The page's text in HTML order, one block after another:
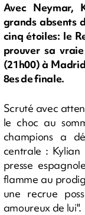
Avec Neymar,
grands absents
cinq étoiles: le
prouver sa
(21h00) à
8es de finale.
Scruté avec
le choc au
champions a
centrale :
presse
flamme au
une recrue
amoureux de lui".